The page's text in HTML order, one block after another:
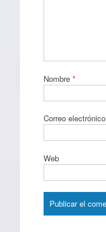
Nombre *
Correo electrónico
Web